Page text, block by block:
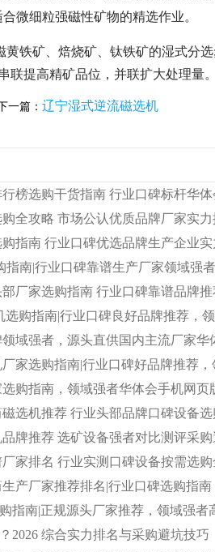
微细粒强磁性矿物的精选作业。
黄铁矿、焙烧矿、钛铁矿的湿式分
联提高精矿品位，并联扩大处理量。
一篇： 辽宁湿式逆流磁选机
指南|行业口碑靠谱生产厂家领域强
2026 综合实力排名与采购避坑技巧